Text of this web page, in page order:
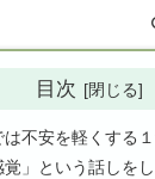
目次
不安を軽くする
覚」という話しを